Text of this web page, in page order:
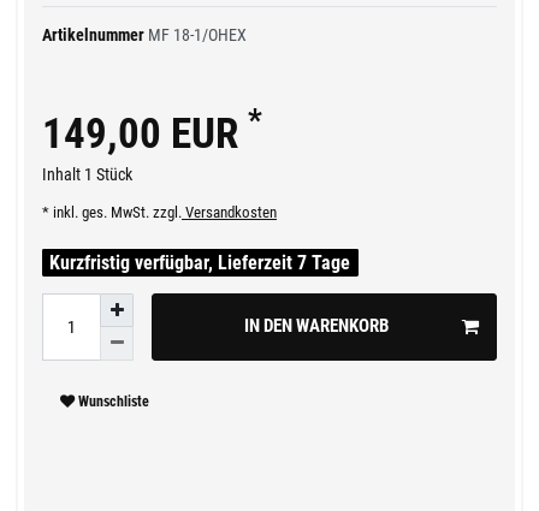
Artikelnummer MF 18-1/OHEX
149,00 EUR *
Inhalt 1 Stück
* inkl. ges. MwSt. zzgl. Versandkosten
Kurzfristig verfügbar, Lieferzeit 7 Tage
IN DEN WARENKORB
Wunschliste